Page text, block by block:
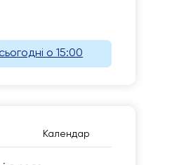
сьогодні о 15:00
Календар